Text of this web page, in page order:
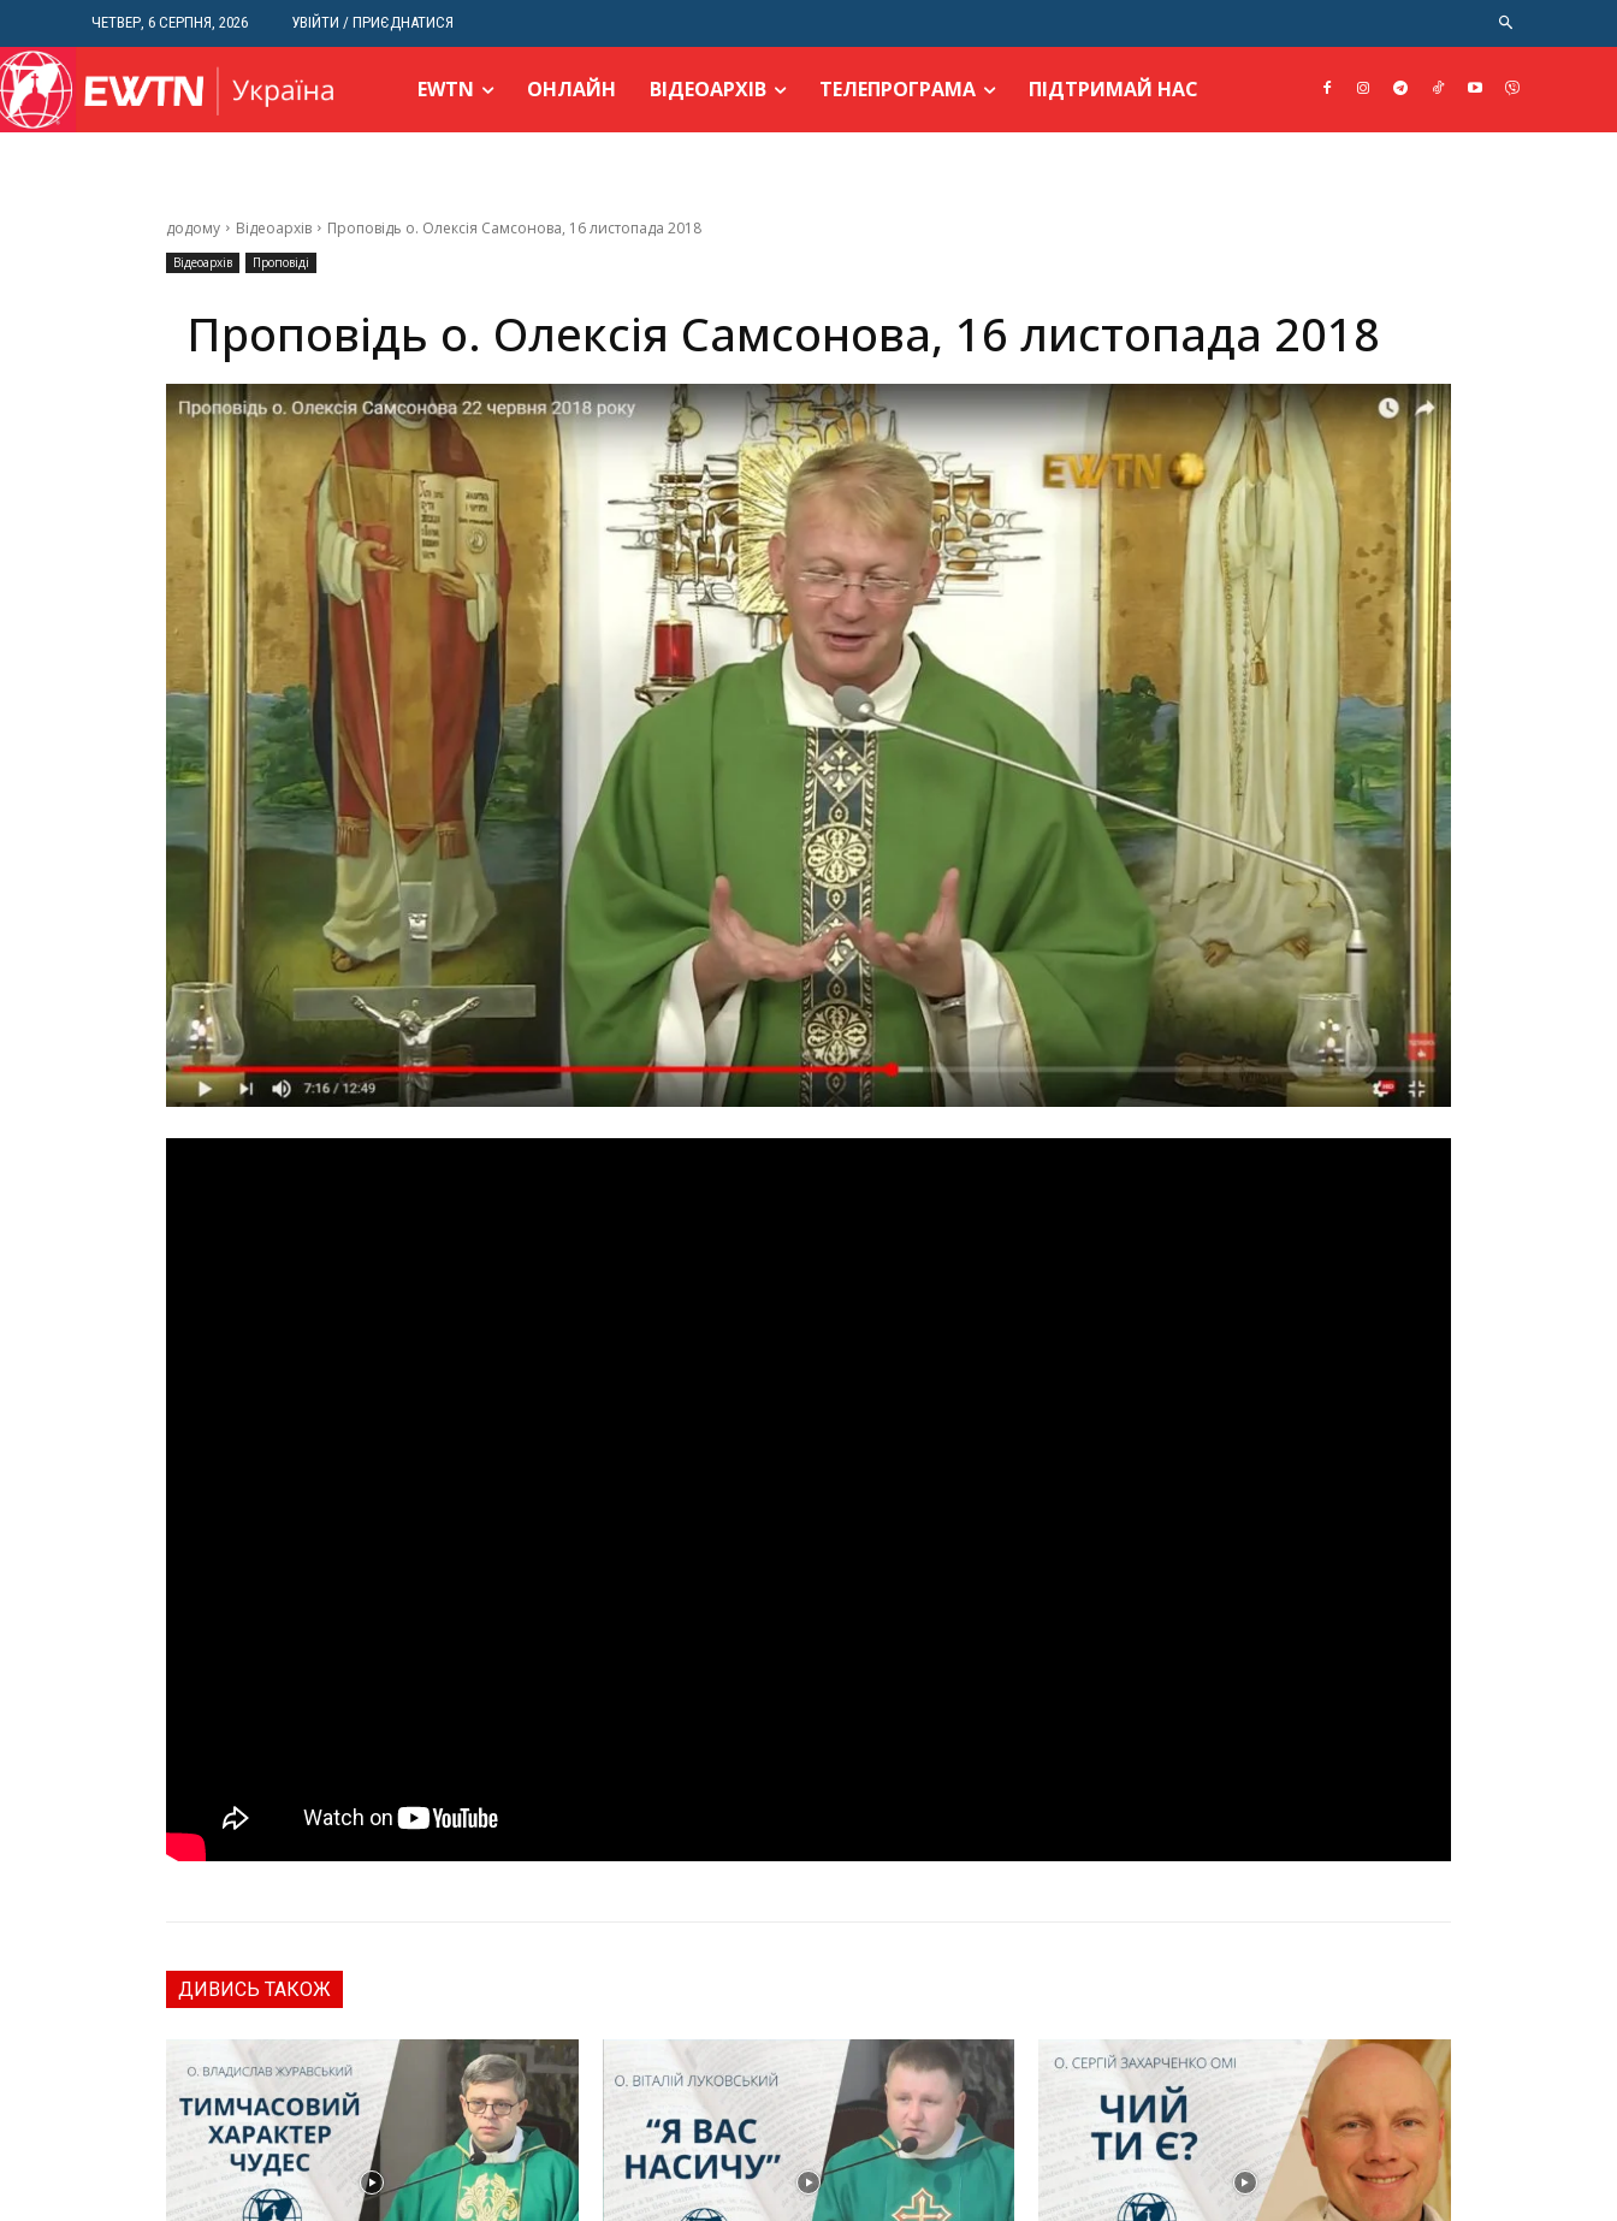
ЧЕТВЕР, 6 СЕРПНЯ, 2026 УВІЙТИ / ПРИЄДНАТИСЯ
EWTN ОНЛАЙН ВІДЕОАРХІВ ТЕЛЕПРОГРАМА ПІДТРИМАЙ НАС
додому Відеоархів Проповідь о. Олексія Самсонова, 16 листопада 2018
Відеоархів Проповіді
Проповідь о. Олексія Самсонова, 16 листопада 2018
ДИВИСЬ ТАКОЖ